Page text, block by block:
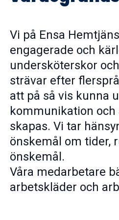
Vi på Ensa
engagerade och
undersköterskor
strävar efter
att på så vis kunna
kommunikation
skapas. Vi tar
önskemål om tider,
önskemål.
Våra medarbetare
arbetskläder och